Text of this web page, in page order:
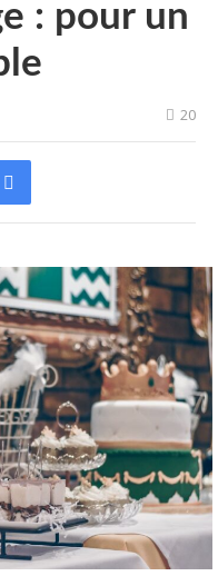
: pour un
20